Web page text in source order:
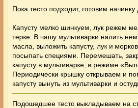
Пока тесто подходит, готовим начинку
Капусту мелко шинкуем, лук режем
терке. В чашу мультиварки налить
масла, выложить капусту, лук и
посыпать специями. Перемешать,
капусту в мультиварке, в режиме
Периодически крышку открываем и
капусту вынуть из мультиварки и
Подошедшее тесто выкладываем на